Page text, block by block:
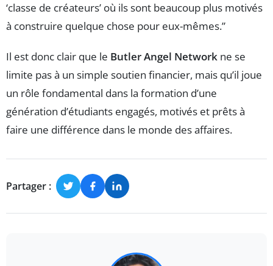
‘classe de créateurs’ où ils sont beaucoup plus motivés
à construire quelque chose pour eux-mêmes.”
Il est donc clair que le Butler Angel Network ne se
limite pas à un simple soutien financier, mais qu’il joue
un rôle fondamental dans la formation d’une
génération d’étudiants engagés, motivés et prêts à
faire une différence dans le monde des affaires.
Partager :